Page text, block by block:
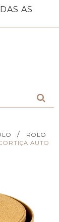
AS
/
ROLO
AUTO